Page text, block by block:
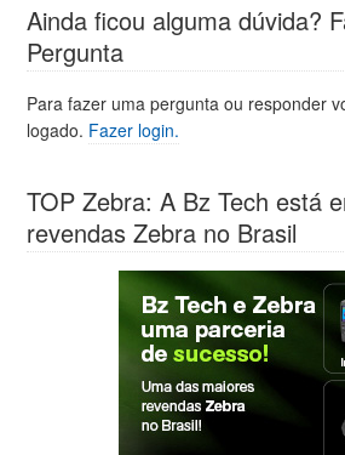
Ainda ficou alguma dúvida?
Pergunta
Para fazer uma pergunta ou responder
logado. Fazer login.
TOP Zebra: A Bz Tech está
revendas Zebra no Brasil